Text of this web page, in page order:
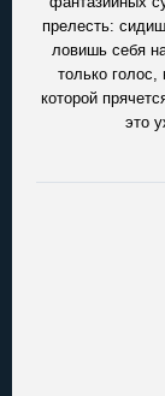
прелесть:
ловишь себя
только
которой
это